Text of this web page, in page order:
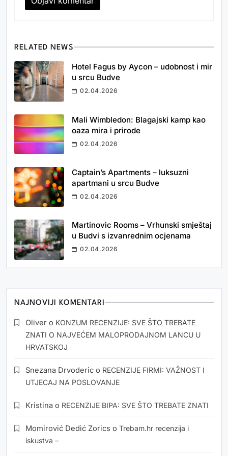
RELATED NEWS
Hotel Fagus by Aycon – udobnost i mir
u srcu Budve
02.04.2026
Mali Wimbledon: Blagajski kamp kao
oaza mira i prirode
02.04.2026
Captain’s Apartments – luksuzni
apartmani u srcu Budve
02.04.2026
Martinovic Rooms – Vrhunski smještaj
u Budvi s izvanrednim ocjenama
02.04.2026
NAJNOVIJI KOMENTARI
Oliver o KONZUM RECENZIJE: SVE ŠTO TREBATE
ZNATI O NAJVEĆEM MALOPRODAJNOM LANCU U
HRVATSKOJ
Snezana Drvoderic o RECENZIJE FIRMI: VAŽNOST I
UTJECAJ NA POSLOVANJE
Kristina o RECENZIJE BIPA: SVE ŠTO TREBATE ZNATI
Momirović Dedić Zorics o Trebam.hr recenzija i
iskustva –